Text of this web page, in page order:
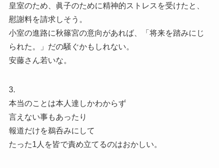
皇室のため、眞子のために精神的ストレスを受けたと、
慰謝料を請求しそう。
小室の進路に秋篠宮の意向があれば、「将来を踏みにじ
られた。」だの騒ぐかもしれない。
安藤さん若いな。
3.
本当のことは本人達しかわからず
言えない事もあったり
報道だけを鵜呑みにして
たった1人を皆で責め立てるのはおかしい。